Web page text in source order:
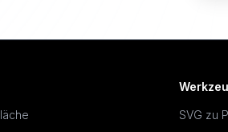
SVG zu